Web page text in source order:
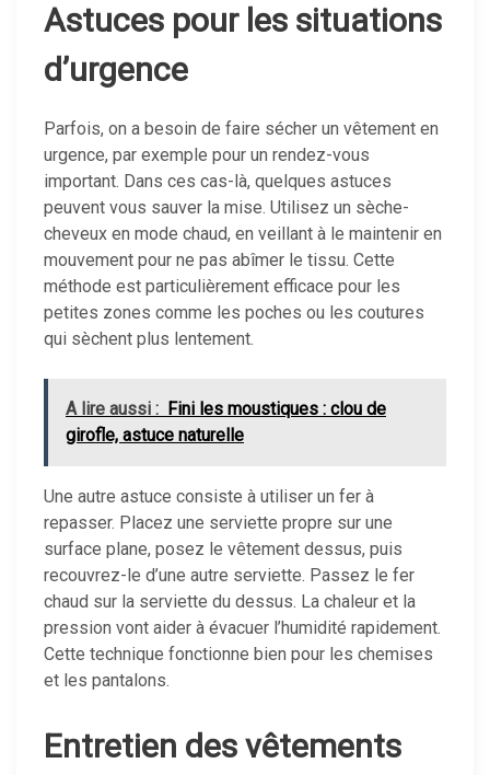
Astuces pour les situations
d’urgence
Parfois, on a besoin de faire sécher un vêtement en
urgence, par exemple pour un rendez-vous
important. Dans ces cas-là, quelques astuces
peuvent vous sauver la mise. Utilisez un sèche-
cheveux en mode chaud, en veillant à le maintenir en
mouvement pour ne pas abîmer le tissu. Cette
méthode est particulièrement efficace pour les
petites zones comme les poches ou les coutures
qui sèchent plus lentement.
A lire aussi : Fini les moustiques : clou de
girofle, astuce naturelle
Une autre astuce consiste à utiliser un fer à
repasser. Placez une serviette propre sur une
surface plane, posez le vêtement dessus, puis
recouvrez-le d’une autre serviette. Passez le fer
chaud sur la serviette du dessus. La chaleur et la
pression vont aider à évacuer l’humidité rapidement.
Cette technique fonctionne bien pour les chemises
et les pantalons.
Entretien des vêtements